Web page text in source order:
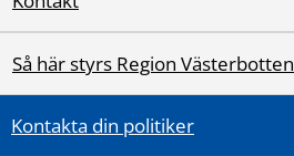
Så här styrs Region Västerbotten
Kontakta din politiker